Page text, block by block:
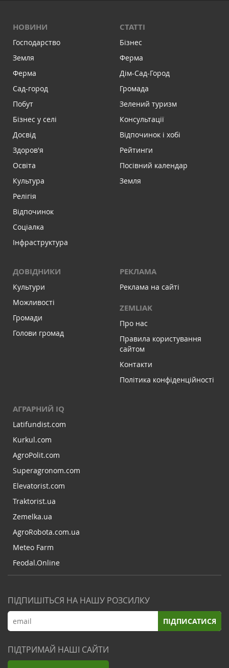
НОВИНИ
Господарство
Земля
Ферма
Сад-город
Побут
Бізнес у селі
Досвід
Здоров'я
Освіта
Культура
Релігія
Відпочинок
Соціалка
Інфраструктура
СТАТТІ
Бізнес
Ферма
Дім-Сад-Город
Громада
Зелений туризм
Консультації
Відпочинок і хобі
Рейтинги
Посівний календар
Земля
ДОВІДНИКИ
Культури
Можливості
Громади
Голови громад
РЕКЛАМА
Реклама на сайті
ZEMLIAK
Про нас
Правила користування
сайтом
Контакти
Політика конфіденційності
АГРАРНИЙ IQ
Latifundist.com
Kurkul.com
AgroPolit.com
Superagronom.com
Elevatorist.com
Traktorist.ua
Zemelka.ua
AgroRobota.com.ua
Meteo Farm
Feodal.Online
ПІДПИШІТЬСЯ НА НАШУ РОЗСИЛКУ
ПІДПИСАТИСЯ
ПІДТРИМАЙ НАШІ САЙТИ